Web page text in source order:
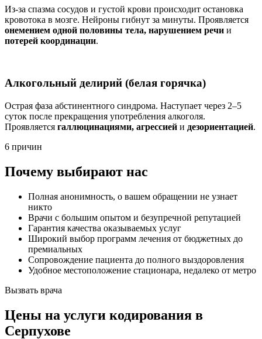
Из-за спазма сосудов и густой крови происходит остановка
кровотока в мозге. Нейроны гибнут за минуты. Проявляется
онемением одной половины тела, нарушением речи и
потерей координации.
Алкогольный делирий (белая горячка)
Острая фаза абстинентного синдрома. Наступает через 2–5
суток после прекращения употребления алкоголя.
Проявляется галлюцинациями, агрессией и дезориентацией.
6 причин
Почему выбирают нас
Полная анонимность, о вашем обращении не узнает
никто
Врачи с большим опытом и безупречной репутацией
Гарантия качества оказываемых услуг
Широкий выбор программ лечения от бюджетных до
премиальных
Сопровождение пациента до полного выздоровления
Удобное местоположение стационара, недалеко от метро
Вызвать врача
Цены на услуги кодирования в
Серпухове